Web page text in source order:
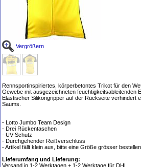
Vergrößern
Rennsportinspiriertes, körperbetontes Trikot für den
Gewebe mit ausgezeichneten feuchtigkeitsableitenden
Elastischer Silikongripper auf der Rückseite verhindert
Saums.
- Lotto Jumbo Team Design
- Drei Rückentaschen
- UV-Schutz
- Durchgehender Reißverschluss
- Artikel fällt klein aus, bitte eine Größe grösser
Lieferumfang und Lieferung:
Versand in 1-2 Werktagen + 1-2 Werktage für DHL.